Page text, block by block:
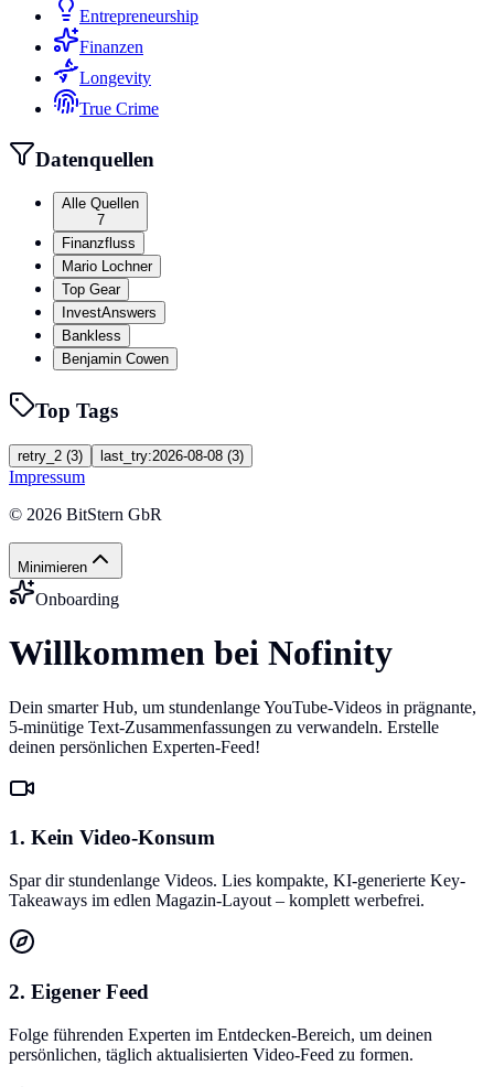
Entrepreneurship
Finanzen
Longevity
True Crime
Datenquellen
Alle Quellen
7
Finanzfluss
Mario Lochner
Top Gear
InvestAnswers
Bankless
Benjamin Cowen
Top Tags
retry_2 (3) last_try:2026-08-08 (3)
Impressum
© 2026 BitStern GbR
Minimieren
Onboarding
Willkommen bei Nofinity
Dein smarter Hub, um stundenlange YouTube-Videos in prägnante,
5-minütige Text-Zusammenfassungen zu verwandeln. Erstelle
deinen persönlichen Experten-Feed!
1. Kein Video-Konsum
Spar dir stundenlange Videos. Lies kompakte, KI-generierte Key-
Takeaways im edlen Magazin-Layout – komplett werbefrei.
2. Eigener Feed
Folge führenden Experten im Entdecken-Bereich, um deinen
persönlichen, täglich aktualisierten Video-Feed zu formen.